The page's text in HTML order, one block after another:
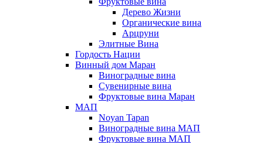
Дерево Жизни
Органические вина
Арцруни
Элитные Вина
Гордость Нации
Винный дом Маран
Виноградные вина
Сувенирные вина
Фруктовые вина Маран
МАП
Noyan Tapan
Виноградные вина МАП
Фруктовые вина МАП